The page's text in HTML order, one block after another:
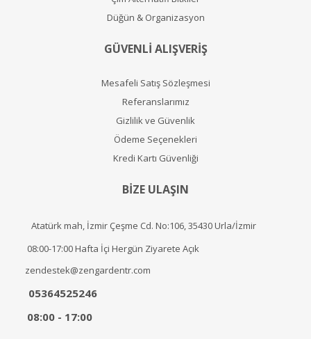
Düğün & Organizasyon
GÜVENLİ ALIŞVERİŞ
Mesafeli Satış Sözleşmesi
Referanslarımız
Gizlilik ve Güvenlik
Ödeme Seçenekleri
Kredi Kartı Güvenliği
BİZE ULAŞIN
Atatürk mah, İzmir Çeşme Cd. No:106, 35430 Urla/İzmir
08:00-17:00 Hafta İçi Hergün Ziyarete Açık
zendestek@zengardentr.com
05364525246
08:00 - 17:00